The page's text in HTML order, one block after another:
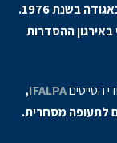
האיגוד הארצי לטייסי נתיבי אויר בישראל הוקם כאגודה בשנת 1976.
ההסדרות
הטייסיםIFALPA
,
לתעופה מסחרית.